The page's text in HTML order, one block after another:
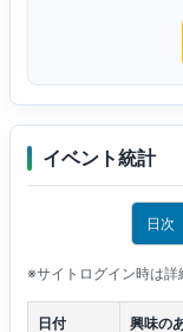
イベント統計
日次
※サイトログイン時は
日付 興味の